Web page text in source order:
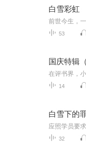
白雪彩虹
前世今生，
53
国庆特辑
14
白雪下的
32